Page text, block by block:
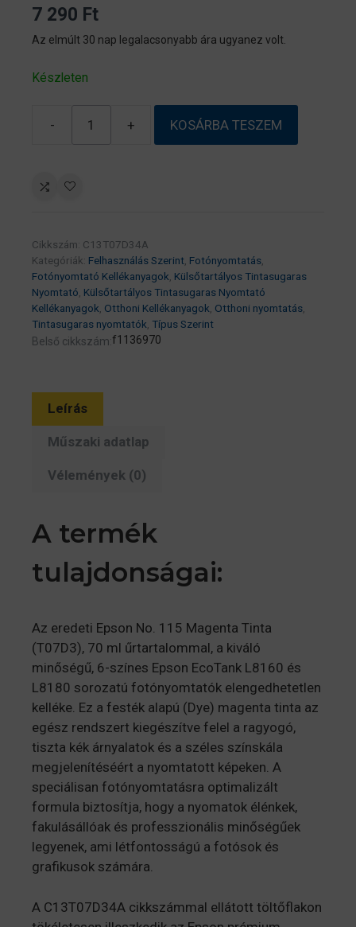
7 290 Ft
Az elmúlt 30 nap legalacsonyabb ára ugyanez volt.
Készleten
-
EPSON
Ecotank
L8160/L8180
széria
mennyiség
+ KOSÁRBA TESZEM
Cikkszám: C13T07D34A
Kategóriák: Felhasználás Szerint Fotónyomtatás
Fotónyomtató Kellékanyagok Külsőtartályos Tintasugaras
Nyomtató Külsőtartályos Tintasugaras Nyomtató
Kellékanyagok Otthoni Kellékanyagok Otthoni nyomtatás
Tintasugaras nyomtatók Típus Szerint
Belső cikkszám:f1136970
Leírás
Műszaki adatlap
Vélemények (0)
A termék
tulajdonságai:
Az eredeti Epson No. 115 Magenta Tinta
(T07D3), 70 ml űrtartalommal, a kiváló
minőségű, 6-színes Epson EcoTank L8160 és
L8180 sorozatú fotónyomtatók elengedhetetlen
kelléke. Ez a festék alapú (Dye) magenta tinta az
egész rendszert kiegészítve felel a ragyogó,
tiszta kék árnyalatok és a széles színskála
megjelenítéséért a nyomtatott képeken. A
speciálisan fotónyomtatásra optimalizált
formula biztosítja, hogy a nyomatok élénkek,
fakulásállóak és professzionális minőségűek
legyenek, ami létfontosságú a fotósok és
grafikusok számára.
A C13T07D34A cikkszámmal ellátott töltőflakon